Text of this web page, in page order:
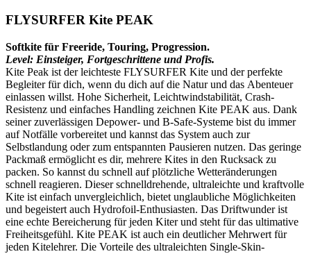
FLYSURFER Kite PEAK
Softkite für Freeride, Touring, Progression.
Level: Einsteiger, Fortgeschrittene und Profis.
Kite Peak ist der leichteste FLYSURFER Kite und der perfekte
Begleiter für dich, wenn du dich auf die Natur und das Abenteuer
einlassen willst. Hohe Sicherheit, Leichtwindstabilität, Crash-
Resistenz und einfaches Handling zeichnen Kite PEAK aus. Dank
seiner zuverlässigen Depower- und B-Safe-Systeme bist du immer
auf Notfälle vorbereitet und kannst das System auch zur
Selbstlandung oder zum entspannten Pausieren nutzen. Das geringe
Packmaß ermöglicht es dir, mehrere Kites in den Rucksack zu
packen. So kannst du schnell auf plötzliche Wetteränderungen
schnell reagieren. Dieser schnelldrehende, ultraleichte und kraftvolle
Kite ist einfach unvergleichlich, bietet unglaubliche Möglichkeiten
und begeistert auch Hydrofoil-Enthusiasten. Das Driftwunder ist
eine echte Bereicherung für jeden Kiter und steht für das ultimative
Freiheitsgefühl. Kite PEAK ist auch ein deutlicher Mehrwert für
jeden Kitelehrer. Die Vorteile des ultraleichten Single-Skin-